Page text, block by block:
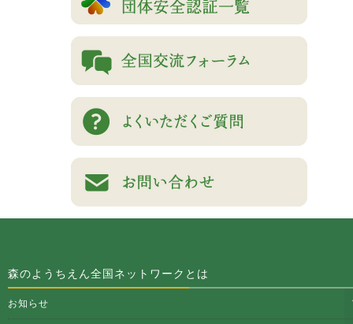
森のようちえん全国ネットワークとは
お知らせ